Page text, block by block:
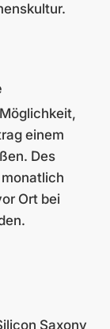
einem
Des
Ort bei
Saxony